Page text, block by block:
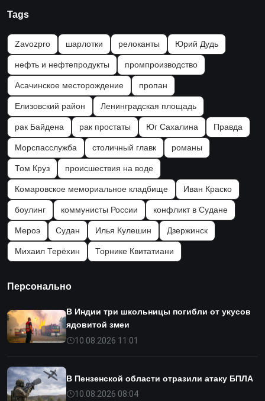
Tags
Zavozpro шарлотки релоканты Юрий Дудь
нефть и нефтепродукты промпроизводство
Асачинское месторождение пропан
Елизовский район Ленинградская площадь
рак Байдена рак простаты Юг Сахалина Правда
Морспасслужба столичный главк романы
Том Круз происшествия на воде
Комаровское мемориальное кладбище Иван Краско
боулинг коммунисты России конфликт в Судане
Мероэ Судан Илья Кулешин Дзержинск
Михаил Терёхин Торнике Квитатиани
Персонально
В Индии три школьницы погибли от укусов
ядовитой змеи
10.08.2026 11:01
В Пензенской области отразили атаку БПЛА
10.08.2026 08:04